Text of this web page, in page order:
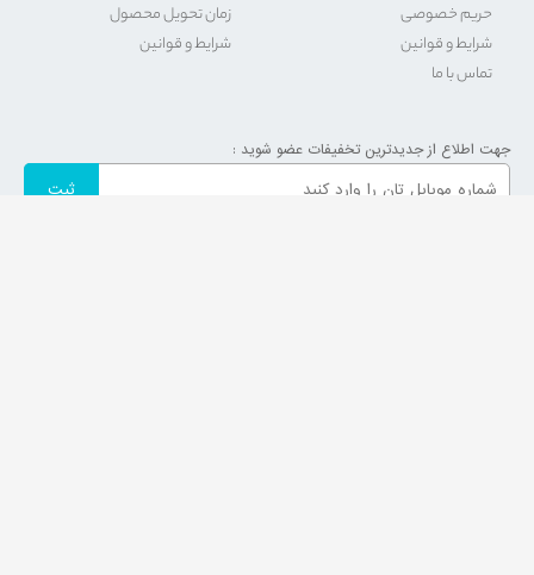
حریم خصوصی
شرایط و قوانین
تماس با ما
زمان تحویل محصول
شرایط و قوانین
جهت اطلاع از جدیدترین تخفیفات عضو شوید :